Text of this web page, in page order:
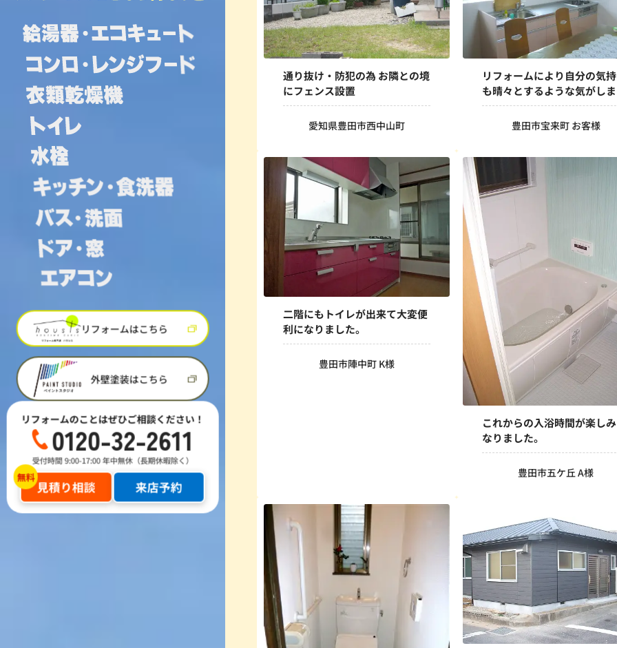
リフォームはこちら
外壁塗装はこちら
リフォームのことはぜひご相談ください！
0120-32-2611
受付時間 9:00-17:00 年中無休（長期休暇除く）
見積り相談 来店予約
通り抜け・防犯の為 お隣との境
にフェンス設置
愛知県豊田市西中山町
リフォームにより自分の気
も晴々とするような気がしま
す。
豊田市宝来町 お客様
二階にもトイレが出来て大変便
利になりました。
豊田市陣中町 K様
これからの入浴時間が楽し
なりました。
豊田市五ケ丘 A様